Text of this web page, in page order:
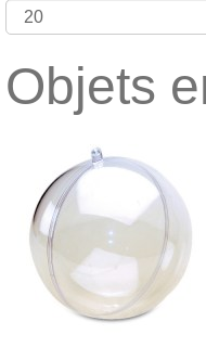
Objets